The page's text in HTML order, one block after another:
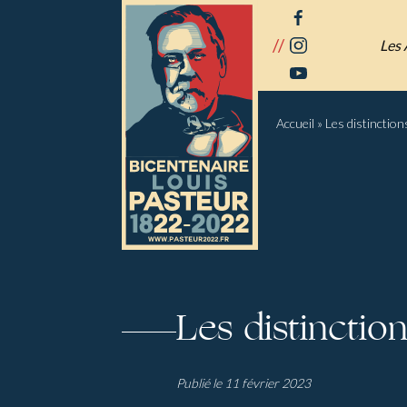
//
facebook
instagram
youtube
Les
Accueil » Les
Les
Publié le 11 février 2023
Panneau de gestion des cookies